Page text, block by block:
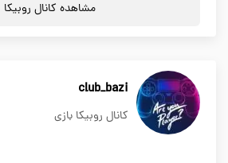
مشاهده کانال روبیکا
club_bazi
کانال روبیکا بازی